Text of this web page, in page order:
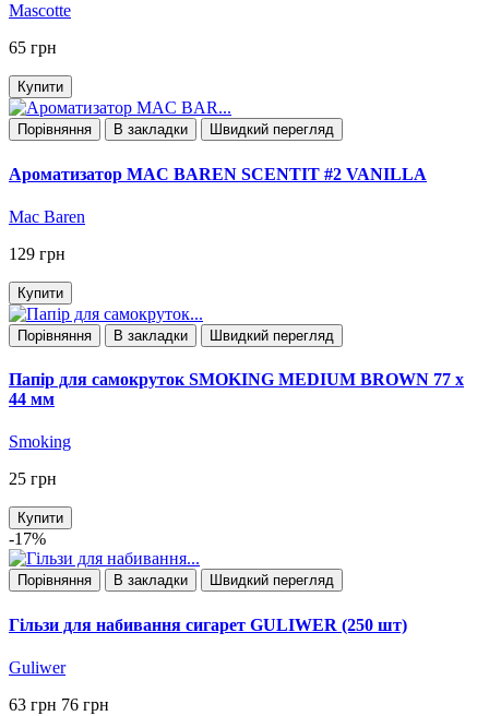
Mascotte
65 грн
Купити
Порівняння В закладки Швидкий перегляд
Ароматизатор MAC BAREN SCENTIT #2 VANILLA
Mac Baren
129 грн
Купити
Порівняння В закладки Швидкий перегляд
Папір для самокруток SMOKING MEDIUM BROWN 77 x
44 мм
Smoking
25 грн
Купити
-17%
Порівняння В закладки Швидкий перегляд
Гільзи для набивання сигарет GULIWER (250 шт)
Guliwer
63 грн 76 грн